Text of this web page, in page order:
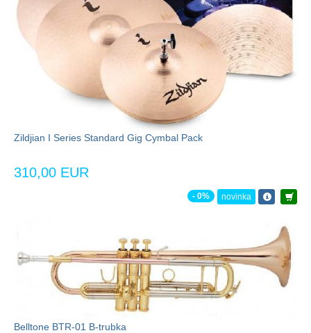
Zildjian I Series Standard Gig Cymbal Pack
310,00 EUR
- 0% novinka
Belltone BTR-01 B-trubka